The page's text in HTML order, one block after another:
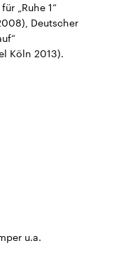
„Ruhe 1“
Deutscher
Köln 2013).
u.a.